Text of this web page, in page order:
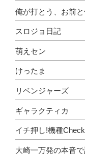
俺が打とう、お前
スロジョ日記
萌えセン
けったま
リベンジャーズ
ギャラクティカ
イチ押し!機種
大崎一万発の本音